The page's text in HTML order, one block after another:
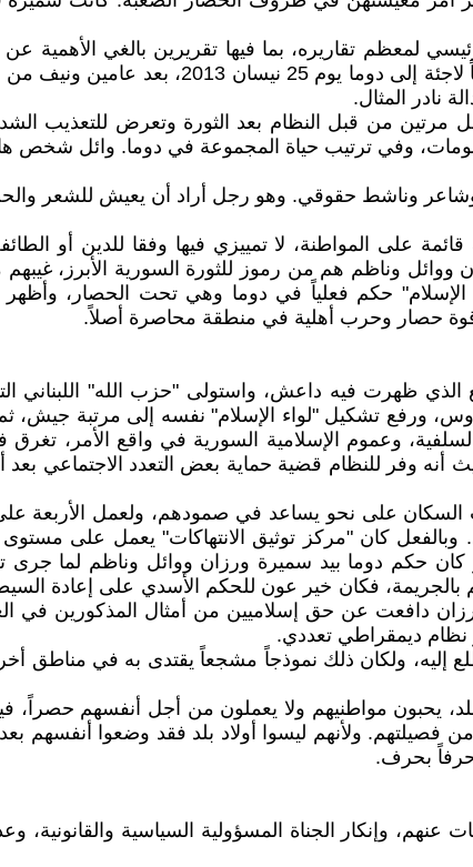
لمعظم تقاريره، بما فيها تقريرين بالغي الأهمية عن
2013. وهي كاتبة متمكنة، ولها الفضل في تثوير فكرة حقوق الإنسان في سورية. قدمت
نادر المثال.
من قبل النظام بعد الثورة وتعرض للتعذيب
في جمع المعلومات، وفي ترتيب حياة المجموعة في دوما. وائل
وناشط حقوقي. وهو رجل أراد أن يعيش للشعر
على المواطنة، لا تمييزي فيها وفقا للدين أو
ووائل وناظم هم من رموز للثورة السورية الأبرز،
حكم فعلياً في دوما وهي تحت الحصار، وأظهر
حصار وحرب أهلية في منطقة محاصرة أصلاً.
السورية تشغل هذه الجريمة موقعاً فاصلاً ومركزياً، توج بالعار عام 2013 الفظيع الذي ظهرت فيه داعش، واستولى
ورفع تشكيل "لواء الإسلام" نفسه إلى مرتبة جيش،
وعموم الإسلامية السورية في واقع الأمر،
أنه وفر للنظام قضية حماية بعض التعدد الاجتماعي
على نحو يساعد في صمودهم، ولعمل الأربعة
كان "مركز توثيق الانتهاكات" يعمل على
كان حكم دوما بيد سميرة ورزان ووائل وناظم لما جرى
فكان خير عون للحكم الأسدي على إعادة
دافعت عن حق إسلاميين من أمثال المذكورين في
نظام ديمقراطي تعددي.
إليه، ولكان ذلك نموذجاً مشجعاً يقتدى به في مناطق
يحبون مواطنيهم ولا يعملون من أجل أنفسهم حصراً،
فصيلتهم. ولأنهم ليسوا أولاد بلد فقد وضعوا أنفسهم
حرفاً بحرف.
وإنكار الجناة المسؤولية السياسية والقانونية،